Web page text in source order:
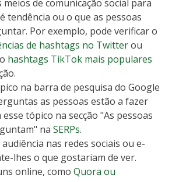
meios de comunicação social para
tendência ou o que as pessoas
Por exemplo, pode verificar o
de hashtags no Twitterou
hashtags TikTok mais populares
na barra de pesquisa do Google
as pessoas estão a fazer
tópico na secção "As pessoas
na SERPs.
nas redes sociais ou e-
lhes o que gostariam de ver.
online, como Quora ou